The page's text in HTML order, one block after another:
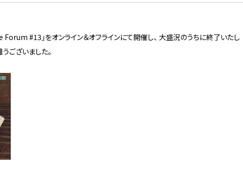
#13」をオンライン＆オフラインにて開催し、 大盛況のうちに終了いたし
ございました。